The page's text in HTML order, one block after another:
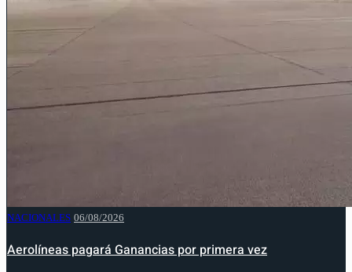
NACIONALES 06/08/2026
Aerolíneas pagará Ganancias por primera vez